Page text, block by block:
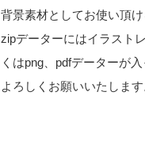
背景素材としてお使い頂け
zipデーターにはイラスト
くはpng、pdfデーターが入
よろしくお願いいたします